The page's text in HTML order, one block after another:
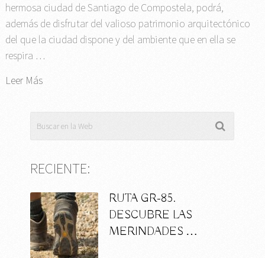
hermosa ciudad de Santiago de Compostela, podrá,
además de disfrutar del valioso patrimonio arquitectónico
del que la ciudad dispone y del ambiente que en ella se
respira …
Leer Más
RECIENTE:
RUTA GR-85.
DESCUBRE LAS
MERINDADES …